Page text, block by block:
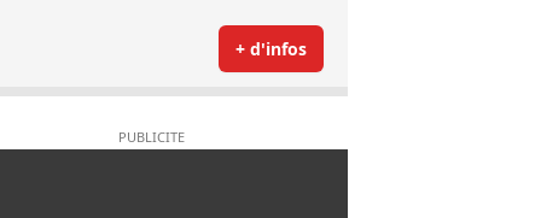
+ d'infos